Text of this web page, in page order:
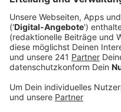
Veröffentlicht: Sonntag,
Anzeige
Eine deutliche 1:5 (0:5)-
Regionalliga gegen den